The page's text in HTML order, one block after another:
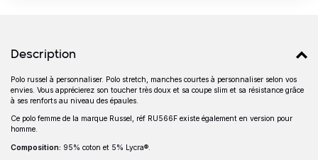
Détails produits
Description
Description
Polo russel à personnaliser. Polo stretch, manches courtes à personnaliser selon vos
envies. Vous apprécierez son toucher très doux et sa coupe slim et sa résistance grâce
à ses renforts au niveau des épaules.
Ce polo femme de la marque Russel, réf RU566F existe également en version pour
homme.
Composition: 95% coton et 5% Lycra®.